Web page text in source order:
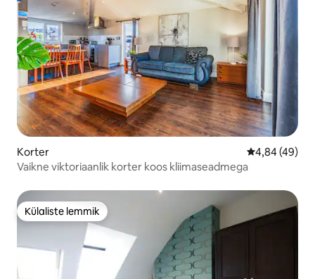
Korter Keskmine
4,84 (49)
Vaikne viktoriaanlik korter koos kliimaseadmega
Külaliste lemmik
Külaliste lemmik